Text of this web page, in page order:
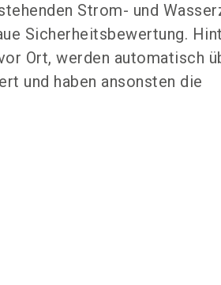
Strom- und
Sicher­heits­bewertung.
Ort, werden automatisch
und haben ansonsten die